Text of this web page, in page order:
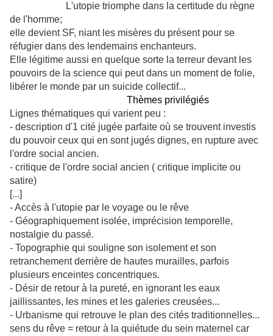
L'utopie triomphe dans la certitude du règne
de l'homme;
elle devient SF, niant les misères du présent pour se
réfugier dans des lendemains enchanteurs.
Elle légitime aussi en quelque sorte la terreur devant les
pouvoirs de la science qui peut dans un moment de folie,
libérer le monde par un suicide collectif...
Thèmes privilégiés
Lignes thématiques qui varient peu :
- description d'1 cité jugée parfaite où se trouvent investis
du pouvoir ceux qui en sont jugés dignes, en rupture avec
l'ordre social ancien.
- critique de l'ordre social ancien ( critique implicite ou
satire)
[...]
- Accès à l'utopie par le voyage ou le rêve
- Géographiquement isolée, imprécision temporelle,
nostalgie du passé.
- Topographie qui souligne son isolement et son
retranchement derrière de hautes murailles, parfois
plusieurs enceintes concentriques.
- Désir de retour à la pureté, en ignorant les eaux
jaillissantes, les mines et les galeries creusées...
- Urbanisme qui retrouve le plan des cités traditionnelles...
sens du rêve = retour à la quiétude du sein maternel car